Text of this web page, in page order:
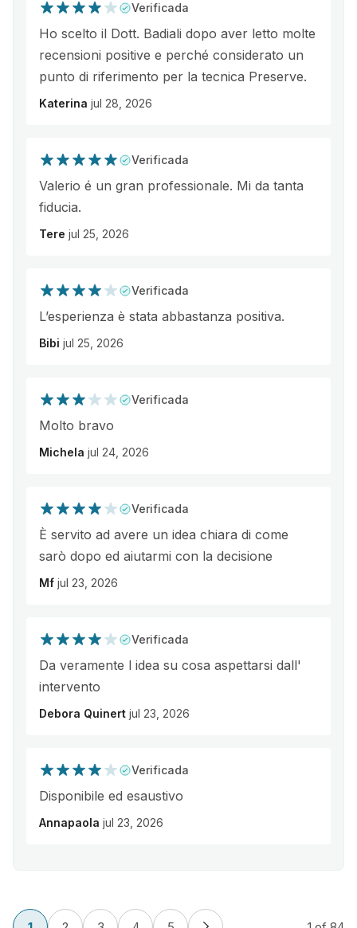
Verificada
Ho scelto il Dott. Badiali dopo aver letto molte
recensioni positive e perché considerato un
punto di riferimento per la tecnica Preserve.
Katerina jul 28, 2026
Verificada
Valerio é un gran professionale. Mi da tanta
fiducia.
Tere jul 25, 2026
Verificada
L’esperienza è stata abbastanza positiva.
Bibi jul 25, 2026
Verificada
Molto bravo
Michela jul 24, 2026
Verificada
È servito ad avere un idea chiara di come
sarò dopo ed aiutarmi con la decisione
Mf jul 23, 2026
Verificada
Da veramente l idea su cosa aspettarsi dall'
intervento
Debora Quinert jul 23, 2026
Verificada
Disponibile ed esaustivo
Annapaola jul 23, 2026